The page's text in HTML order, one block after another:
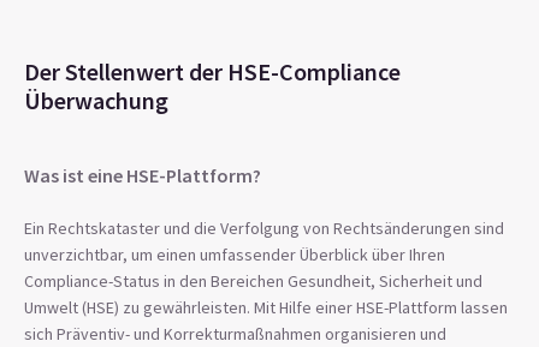
Der Stellenwert der HSE-Compliance
Überwachung
Was ist eine HSE-Plattform?
Ein Rechtskataster und die Verfolgung von Rechtsänderungen sind
unverzichtbar, um einen umfassender Überblick über Ihren
Compliance-Status in den Bereichen Gesundheit, Sicherheit und
Umwelt (HSE) zu gewährleisten. Mit Hilfe einer HSE-Plattform lassen
sich Präventiv- und Korrekturmaßnahmen organisieren und